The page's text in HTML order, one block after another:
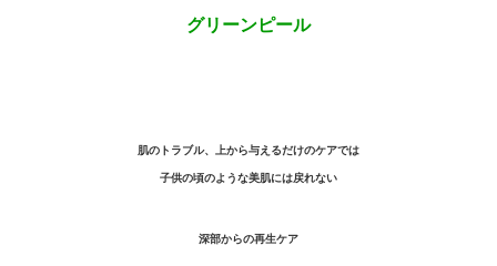
グリーンピール
肌のトラブル、上から与えるだけのケアでは
子供の頃のような美肌には戻れない
深部からの再生ケア